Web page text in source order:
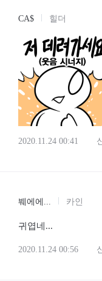
CA$ 힐더
2020.11.24 00:41
붸에에... 카인
귀엽네...
2020.11.24 00:56